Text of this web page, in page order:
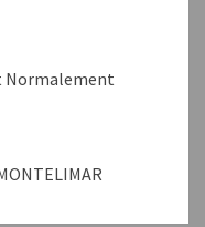
Normalement